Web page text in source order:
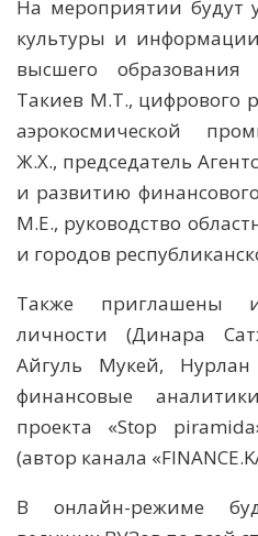
На мероприятии будут
культуры и
высшего
Такиев М.Т., цифрового
аэрокосмической
Ж.Х., председатель
и развитию
М.Е., руководство
и городов
Также приглашены
личности (Динара
Айгуль Мукей,
финансовые
проекта «Stop
(автор канала
В онлайн-режиме